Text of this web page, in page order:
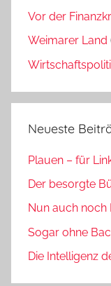
Vor der
Weimarer Land
Neueste
Plauen – für
Der besorgte
Nun auch noch
Sogar ohne
Die Intelligenz